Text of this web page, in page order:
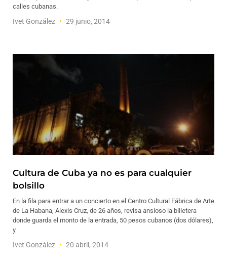
calles cubanas.
Ivet González 29 junio, 2014
Cultura de Cuba ya no es para cualquier
bolsillo
En la fila para entrar a un concierto en el Centro Cultural Fábrica de Arte
de La Habana, Alexis Cruz, de 26 años, revisa ansioso la billetera
donde guarda el monto de la entrada, 50 pesos cubanos (dos dólares),
y
Ivet González 20 abril, 2014